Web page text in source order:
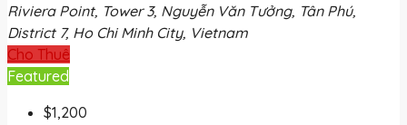
Riviera Point, Tower 3, Nguyễn Văn Tưởng, Tân Phú,
District 7, Ho Chi Minh City, Vietnam
Cho Thuê
Featured
$1,200